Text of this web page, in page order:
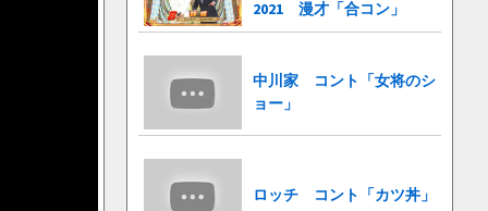
2021 漫才「合コン」
中川家 コント「女将のシ
ョー」
ロッチ コント「カツ丼」